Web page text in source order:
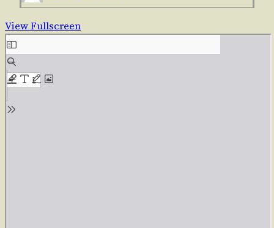
View Fullscreen